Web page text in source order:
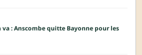
va : Anscombe quitte Bayonne pour les